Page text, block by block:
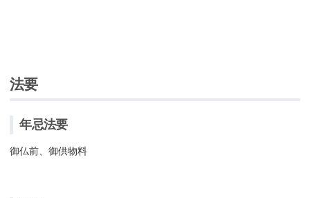
法要
年忌法要
御仏前、御供物料